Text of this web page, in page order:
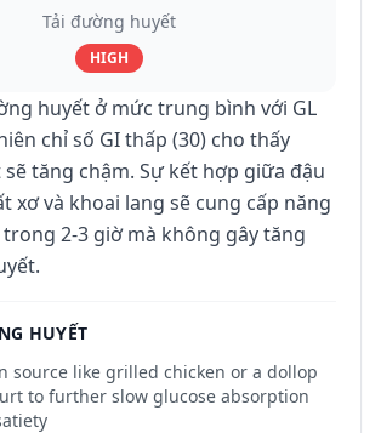
Tải đường huyết
HIGH
huyết ở mức trung bình với GL
chỉ số GI thấp (30) cho thấy
tăng chậm. Sự kết hợp giữa đậu
xơ và khoai lang sẽ cung cấp năng
2-3 giờ mà không gây tăng
HUYẾT
source like grilled chicken or a dollop
to further slow glucose absorption